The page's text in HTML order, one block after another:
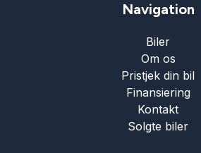
Navigation
Biler
Om os
Pristjek din bil
Finansiering
Kontakt
Solgte biler